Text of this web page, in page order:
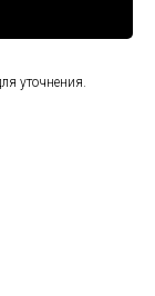
уточнения.